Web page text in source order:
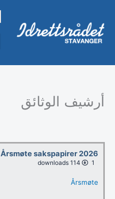
المحتوى
أرشيف الوثائق
Årsmøte sakspapirer 2026
1
Årsmøte